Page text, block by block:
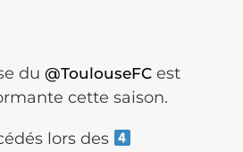
du @ToulouseFCest
cette saison.
lors des